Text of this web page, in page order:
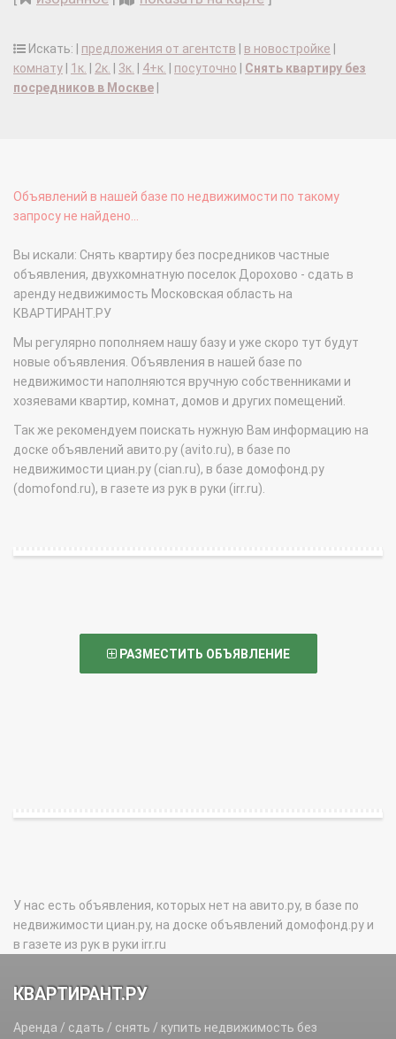
Искать: | предложения от агентств в новостройке
комнату
1к. 2к. 3к. 4+к. посуточно
Снять квартиру без
посредников в Москве
Объявлений в нашей базе по недвижимости по такому
запросу не найдено...
Вы искали: Снять квартиру без посредников частные
объявления, двухкомнатную поселок Дорохово - сдать в
аренду недвижимость Московская область на
КВАРТИРАНТ.РУ
Мы регулярно пополняем нашу базу и уже скоро тут будут
новые объявления. Объявления в нашей базе по
недвижимости наполняются вручную собственниками и
хозяевами квартир, комнат, домов и других помещений.
Так же рекомендуем поискать нужную Вам информацию на
доске объявлений авито.ру (avito.ru), в базе по
недвижимости циан.ру (cian.ru), в базе домофонд.ру
(domofond.ru), в газете из рук в руки (irr.ru).
РАЗМЕСТИТЬ ОБЪЯВЛЕНИЕ
У нас есть объявления, которых нет на авито.ру, в базе по
недвижимости циан.ру, на доске объявлений домофонд.ру и
в газете из рук в руки irr.ru
КВАРТИРАНТ.РУ
Аренда / сдать / снять / купить недвижимость без